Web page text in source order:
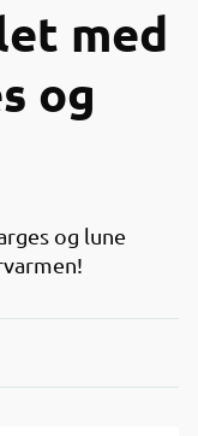
med
og
og lune